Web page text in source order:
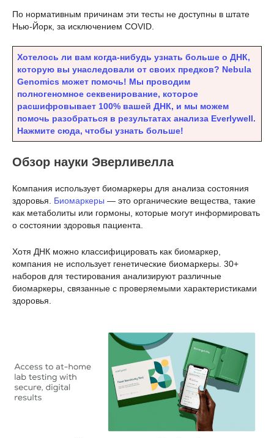
По нормативным причинам эти тесты не доступны в штате
Нью-Йорк, за исключением COVID.
Хотелось ли вам когда-нибудь узнать больше о ДНК,
которую вы унаследовали от своих предков? Nebula
Genomics может помочь! Мы проводим
полногеномное секвенирование, которое
расшифровывает 100% вашей ДНК, и мы можем
помочь разобраться в результатах анализа Everlywell.
Нажмите сюда, чтобы узнать больше!
Обзор науки Эверливелла
Компания использует биомаркеры для анализа состояния
здоровья. Биомаркеры — это органические вещества, такие
как метаболиты или гормоны, которые могут информировать
о состоянии здоровья пациента.
Хотя ДНК можно классифицировать как биомаркер,
компания не использует генетические биомаркеры. 30+
наборов для тестирования анализируют различные
биомаркеры, связанные с проверяемыми характеристиками
здоровья.